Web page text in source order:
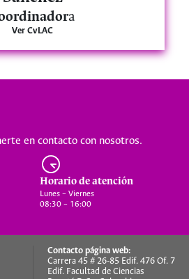
a
Ver CvLAC
en contacto con nosotros.
Horario de atención
Lunes – Viernes
08:30 – 16:00
Contacto página web:
Carrera 45 # 26-85 Edif. 476 Of. 7
Edif. Facultad de Ciencias